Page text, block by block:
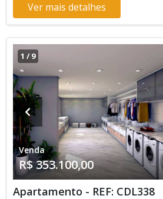
Ver mais detalhes
1 /9
Venda
R$ 353.100,00
Apartamento - REF: CDL338